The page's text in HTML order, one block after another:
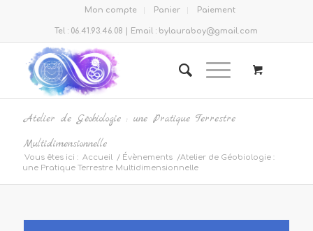
Mon compte Panier Paiement
Tel : 06.41.93.46.08 | Email : bylauraboy@gmail.com
Atelier de Géobiologie : une Pratique Terrestre
Multidimensionnelle
Vous êtes ici : Accueil / Évènements /Atelier de Géobiologie :
une Pratique Terrestre Multidimensionnelle